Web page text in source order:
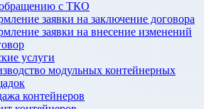
обращению с ТКО
заявки на заключение договора
заявки на внесение изменений
услуги
модульных контейнерных
контейнеров